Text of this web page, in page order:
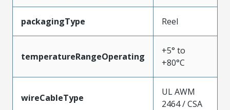
packagingType Reel
temperatureRangeOperating
+5° to
+80°C
wireCableType
UL AWM
2464 / CSA